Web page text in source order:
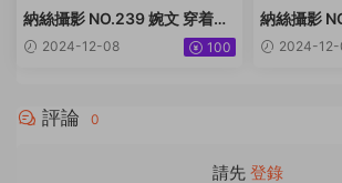
納絲攝影 NO.239 婉文 穿着絲
襪去喝茶啦 [64P+496M]
2024-12-08 100
納絲攝影
腿絲襪太
2024-
評論 0
請先 登錄